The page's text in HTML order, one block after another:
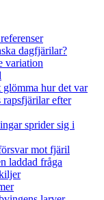
dagfjärilar?
variation
glömma hur det var
rapsfjärilar efter
sprider sig i
mot fjäril
laddad fråga